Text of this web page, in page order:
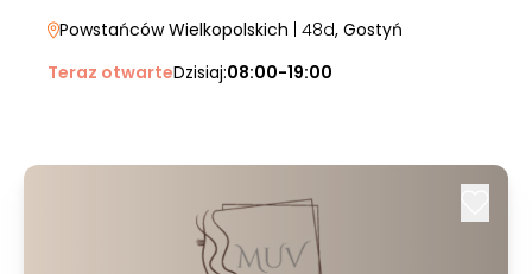
Powstańców Wielkopolskich | 48d, Gostyń
Teraz otwarteDzisiaj:08:00-19:00